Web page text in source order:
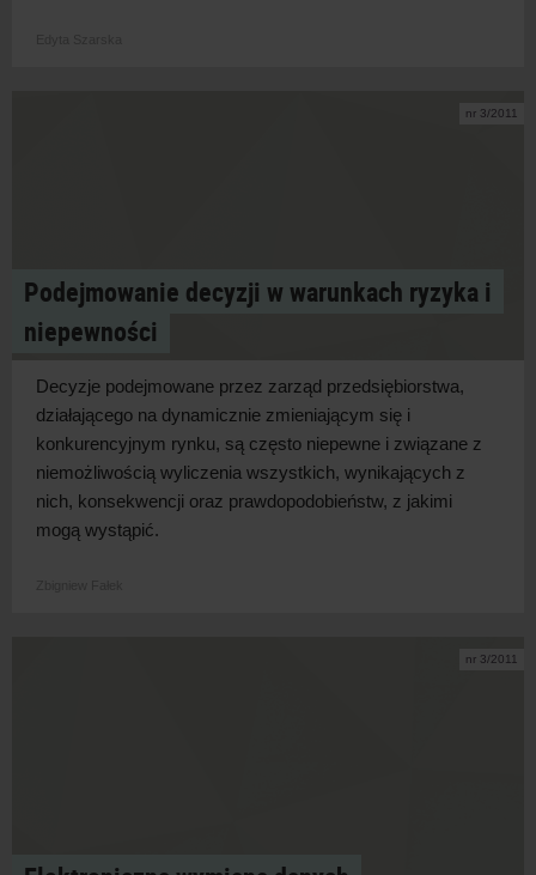
nr 3/2011
Podejmowanie decyzji w warunkach ryzyka i
niepewności
Decyzje podejmowane przez zarząd przedsiębiorstwa,
działającego na dynamicznie zmieniającym się i
konkurencyjnym rynku, są często niepewne i związane z
niemożliwością wyliczenia wszystkich, wynikających z
nich, konsekwencji oraz prawdopodobieństw, z jakimi
mogą wystąpić.
nr 3/2011